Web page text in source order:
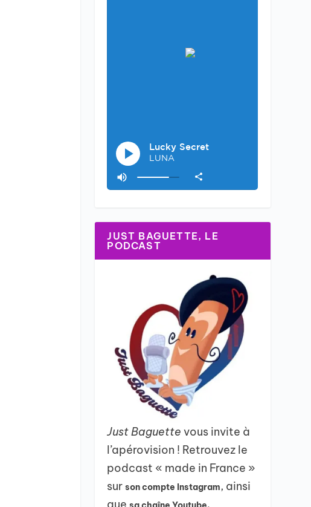
JUST BAGUETTE, LE
PODCAST
Just Baguettevous invite à
l’apérovision ! Retrouvez le
podcast « made in France »
surson compte Instagram, ainsi